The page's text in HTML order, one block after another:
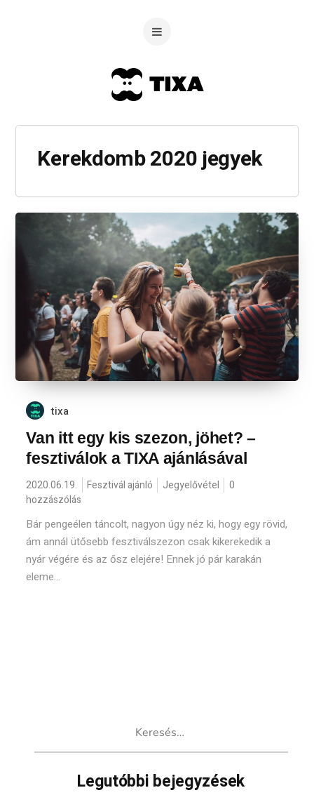
Kerekdomb 2020 jegyek
tixa
Van itt egy kis szezon, jöhet? –
fesztiválok a TIXA ajánlásával
2020.06.19. Fesztivál ajánló Jegyelővétel
0
hozzászólás
Bár pengeélen táncolt, nagyon úgy néz ki, hogy egy rövid,
ám annál ütősebb fesztiválszezon csak kikerekedik a
nyár végére és az ősz elejére! Ennek jó pár karakán
eleme...
Legutóbbi bejegyzések